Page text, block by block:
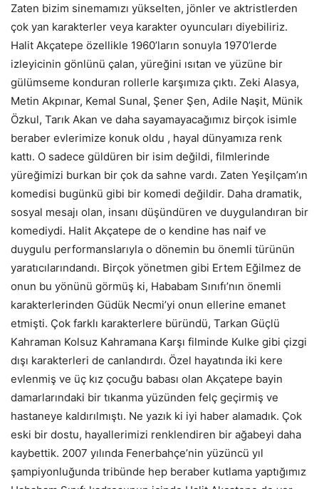
Zaten bizim sinemamızı yükselten, jönler ve aktristlerden
çok yan karakterler veya karakter oyuncuları diyebiliriz.
Halit Akçatepe özellikle 1960’ların sonuyla 1970’lerde
izleyicinin gönlünü çalan, yüreğini ısıtan ve yüzüne bir
gülümseme konduran rollerle karşımıza çıktı. Zeki Alasya,
Metin Akpınar, Kemal Sunal, Şener Şen, Adile Naşit, Münik
Özkul, Tarık Akan ve daha sayamayacağımız birçok isimle
beraber evlerimize konuk oldu , hayal dünyamıza renk
kattı. O sadece güldüren bir isim değildi, filmlerinde
yüreğimizi burkan bir çok da sahne vardı. Zaten Yeşilçam’ın
komedisi bugünkü gibi bir komedi değildir. Daha dramatik,
sosyal mesajı olan, insanı düşündüren ve duygulandıran bir
komediydi. Halit Akçatepe de o kendine has naif ve
duygulu performanslarıyla o dönemin bu önemli türünün
yaratıcılarındandı. Birçok yönetmen gibi Ertem Eğilmez de
onun bu yönünü görmüş ki, Hababam Sınıfı’nın önemli
karakterlerinden Güdük Necmi’yi onun ellerine emanet
etmişti. Çok farklı karakterlere büründü, Tarkan Güçlü
Kahraman Kolsuz Kahramana Karşı filminde Kulke gibi çizgi
dışı karakterleri de canlandırdı. Özel hayatında iki kere
evlenmiş ve üç kız çocuğu babası olan Akçatepe bayin
damarlarındaki bir tıkanma yüzünden felç geçirmiş ve
hastaneye kaldırılmıştı. Ne yazık ki iyi haber alamadık. Çok
eski bir dostu, hayallerimizi renklendiren bir ağabeyi daha
kaybettik. 2007 yılında Fenerbahçe’nin yüzüncü yıl
şampiyonluğunda tribünde hep beraber kutlama yaptığımız